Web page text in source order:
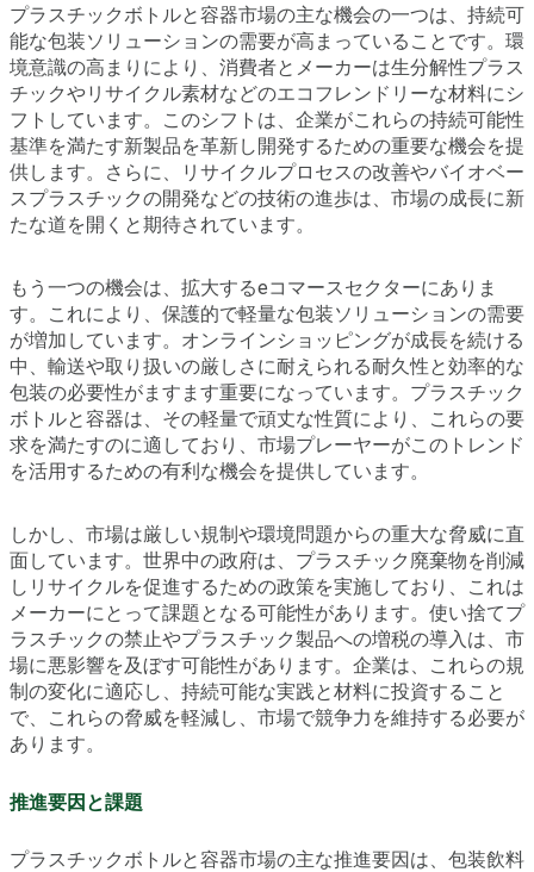
プラスチックボトルと容器市場の主な機会の一つは、持続可
能な包装ソリューションの需要が高まっていることです。環
境意識の高まりにより、消費者とメーカーは生分解性プラス
チックやリサイクル素材などのエコフレンドリーな材料にシ
フトしています。このシフトは、企業がこれらの持続可能性
基準を満たす新製品を革新し開発するための重要な機会を提
供します。さらに、リサイクルプロセスの改善やバイオベー
スプラスチックの開発などの技術の進歩は、市場の成長に新
たな道を開くと期待されています。
もう一つの機会は、拡大するeコマースセクターにありま
す。これにより、保護的で軽量な包装ソリューションの需要
が増加しています。オンラインショッピングが成長を続ける
中、輸送や取り扱いの厳しさに耐えられる耐久性と効率的な
包装の必要性がますます重要になっています。プラスチック
ボトルと容器は、その軽量で頑丈な性質により、これらの要
求を満たすのに適しており、市場プレーヤーがこのトレンド
を活用するための有利な機会を提供しています。
しかし、市場は厳しい規制や環境問題からの重大な脅威に直
面しています。世界中の政府は、プラスチック廃棄物を削減
しリサイクルを促進するための政策を実施しており、これは
メーカーにとって課題となる可能性があります。使い捨てプ
ラスチックの禁止やプラスチック製品への増税の導入は、市
場に悪影響を及ぼす可能性があります。企業は、これらの規
制の変化に適応し、持続可能な実践と材料に投資すること
で、これらの脅威を軽減し、市場で競争力を維持する必要が
あります。
推進要因と課題
プラスチックボトルと容器市場の主な推進要因は、包装飲料